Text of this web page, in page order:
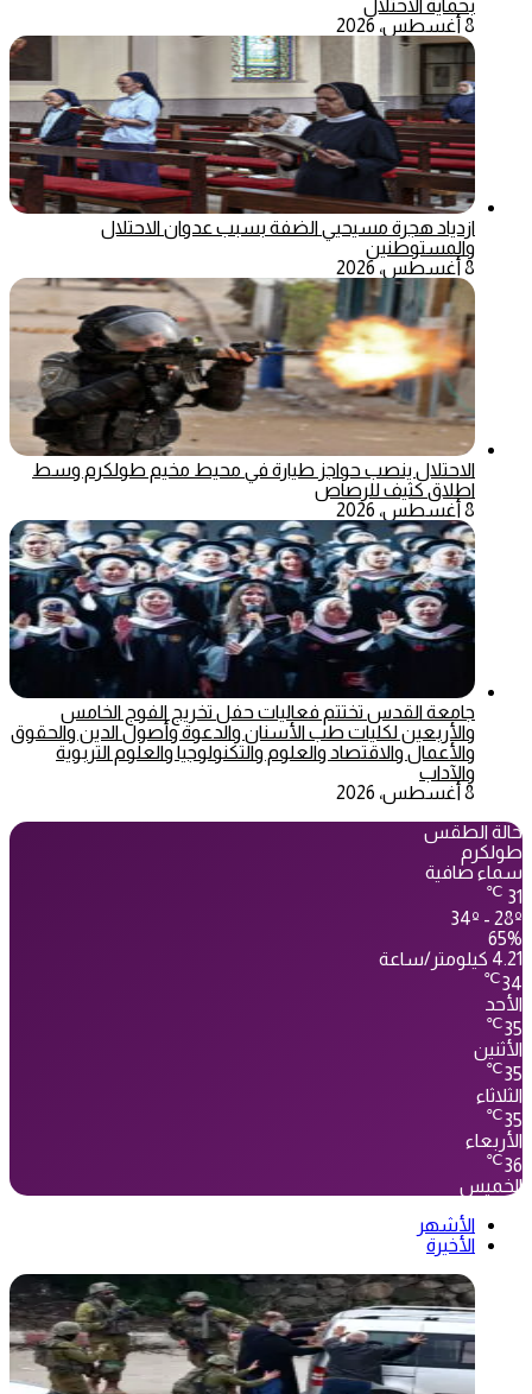
بحماية الاحتلال
8 أغسطس، 2026
ازدياد هجرة مسيحيي الضفة بسبب عدوان الاحتلال
والمستوطنين
8 أغسطس، 2026
الاحتلال ينصب حواجز طيارة في محيط مخيم طولكرم وسط
اطلاق كثيف للرصاص
8 أغسطس، 2026
جامعة القدس تختتم فعاليات حفل تخريج الفوج الخامس
والأربعين لكليات طب الأسنان والدعوة وأصول الدين والحقوق
والأعمال والاقتصاد والعلوم والتكنولوجيا والعلوم التربوية
والآداب
8 أغسطس، 2026
حالة الطقس
طولكرم
سماء صافية
31
℃
34º - 28º
65%
4.21 كيلومتر/ساعة
34
℃
الأحد
35
℃
الأثنين
35
℃
الثلاثاء
35
℃
الأربعاء
36
℃
الخميس
الأشهر
الأخيرة